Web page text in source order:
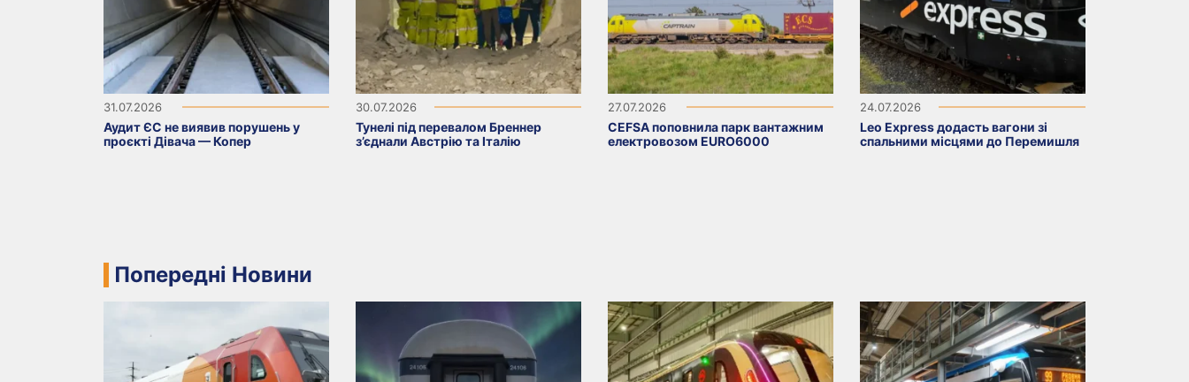
31.07.2026
Аудит ЄС не виявив порушень у
проєкті Дівача — Копер
30.07.2026
Тунелі під перевалом Бреннер
з’єднали Австрію та Італію
27.07.2026
CEFSA поповнила парк вантажним
електровозом EURO6000
24.07.2026
Leo Express додасть вагони зі
спальними місцями до Перемишля
Попередні Новини